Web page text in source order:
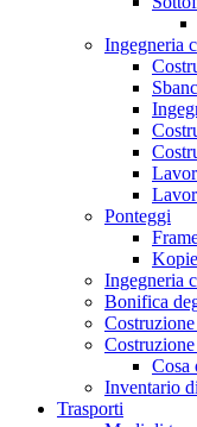
Ingegneria
Ponteggi
Ingegneria
Bonifica
Cosa
Inventario
Trasporti